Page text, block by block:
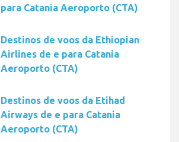
para Catania Aeroporto (CTA)
Destinos de voos da Ethiopian
Airlines de e para Catania
Aeroporto (CTA)
Destinos de voos da Etihad
Airways de e para Catania
Aeroporto (CTA)